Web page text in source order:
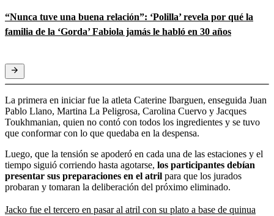
“Nunca tuve una buena relación”: ‘Polilla’ revela por qué la
familia de la ‘Gorda’ Fabiola jamás le habló en 30 años
La primera en iniciar fue la atleta Caterine Ibarguen, enseguida Juan
Pablo Llano, Martina La Peligrosa, Carolina Cuervo y Jacques
Toukhmanian, quien no contó con todos los ingredientes y se tuvo
que conformar con lo que quedaba en la despensa.
Luego, que la tensión se apoderó en cada una de las estaciones y el
tiempo siguió corriendo hasta agotarse, los participantes debían
presentar sus preparaciones en el atril para que los jurados
probaran y tomaran la deliberación del próximo eliminado.
Jacko fue el tercero en pasar al atril con su plato a base de quinua